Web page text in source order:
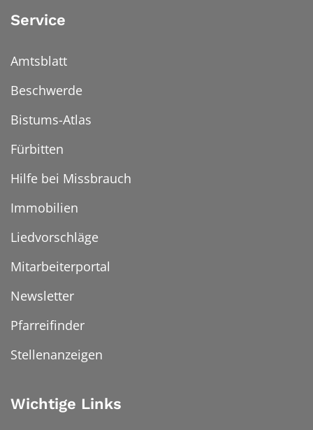
Service
Amtsblatt
Beschwerde
Bistums-Atlas
Fürbitten
Hilfe bei Missbrauch
Immobilien
Liedvorschläge
Mitarbeiterportal
Newsletter
Pfarreifinder
Stellenanzeigen
Wichtige Links